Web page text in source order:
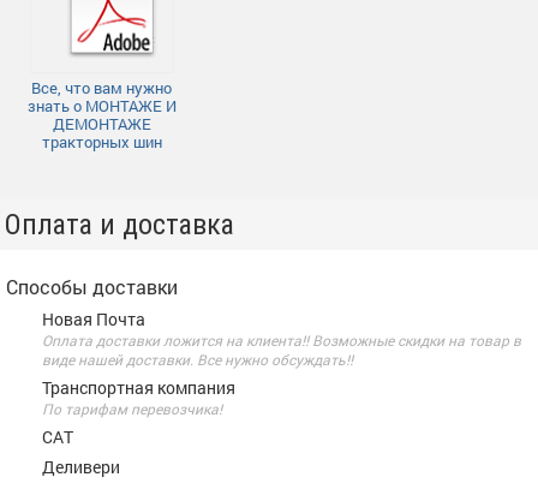
Все, что вам нужно
знать о МОНТАЖЕ И
ДЕМОНТАЖЕ
тракторных шин
Оплата и доставка
Способы доставки
Новая Почта
Оплата доставки ложится на клиента!! Возможные скидки на товар в
виде нашей доставки. Все нужно обсуждать!!
Транспортная компания
По тарифам перевозчика!
САТ
Деливери